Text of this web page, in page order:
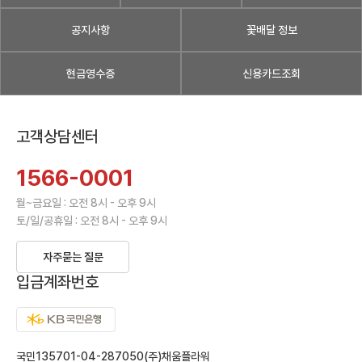
공지사항 꽃배달 정보
현금영수증 신용카드조회
고객상담센터
1566-0001
월~금요일 : 오전 8시 - 오후 9시
토/일/공휴일 : 오전 8시 - 오후 9시
자주묻는 질문
입금계좌번호
국민135701-04-287050(주)채움플라워